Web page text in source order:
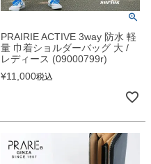
PRAIRIE ACTIVE 3way 防水 軽
量 巾着ショルダーバッグ 大 /
レディース (09000799r)
¥11,000税込